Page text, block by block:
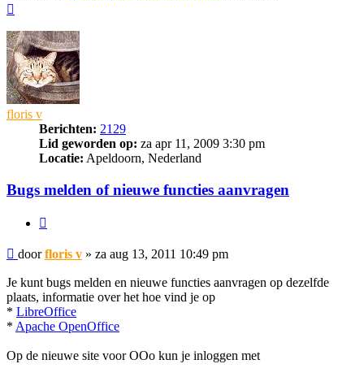
floris v
Berichten: 2129
Lid geworden op: za apr 11, 2009 3:30 pm
Locatie: Apeldoorn, Nederland
Bugs melden of nieuwe functies aanvragen
Bericht
doorfloris v » za aug 13, 2011 10:49 pm
Je kunt bugs melden en nieuwe functies aanvragen op dezelfde
plaats, informatie over het hoe vind je op
* LibreOffice
* Apache OpenOffice
Op de nieuwe site voor OOo kun je inloggen met